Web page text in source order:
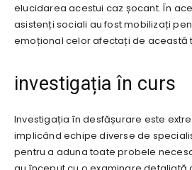
elucidarea acestui caz șocant. În
asistenți sociali au fost mobilizați
emoțional celor afectați de această
investigația în curs
Investigația în desfășurare este
implicând echipe diverse de
pentru a aduna toate probele